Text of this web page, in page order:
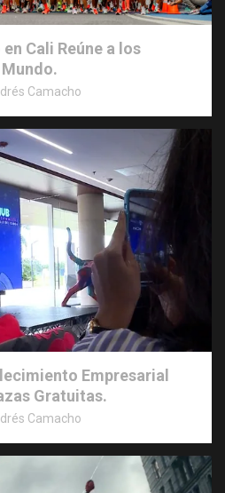
Cali Reúne a los
Camacho
Empresarial
Gratuitas.
Camacho